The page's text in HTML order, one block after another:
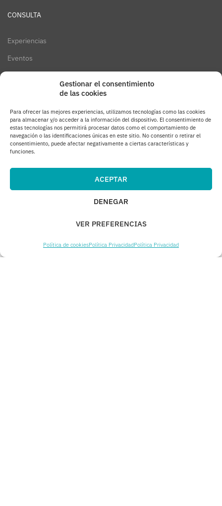
Gestionar el consentimiento
de las cookies
Para ofrecer las mejores experiencias, utilizamos tecnologías como las cookies
para almacenar y/o acceder a la información del dispositivo. El consentimiento de
estas tecnologías nos permitirá procesar datos como el comportamiento de
navegación o las identificaciones únicas en este sitio. No consentir o retirar el
consentimiento, puede afectar negativamente a ciertas características y
funciones.
ACEPTAR
DENEGAR
VER PREFERENCIAS
Política de cookiesPolítica PrivacidadPolítica Privacidad
CONSULTA
Experiencias
Eventos
The Design Challenge
Apple Podcasts
PodBean
CC BY-NC-ND 4.0 | Esta obra está bajo una
Claudia Alejandra Sánchez Orozco